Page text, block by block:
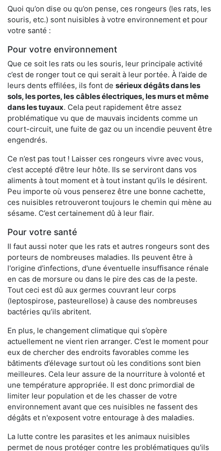
Quoi qu’on dise ou qu’on pense, ces rongeurs (les rats, les
souris, etc.) sont nuisibles à votre environnement et pour
votre santé :
Pour votre environnement
Que ce soit les rats ou les souris, leur principale activité
c’est de ronger tout ce qui serait à leur portée. À l’aide de
leurs dents effilées, ils font de sérieux dégâts dans les
sols, les portes, les câbles électriques, les murs et même
dans les tuyaux. Cela peut rapidement être assez
problématique vu que de mauvais incidents comme un
court-circuit, une fuite de gaz ou un incendie peuvent être
engendrés.
Ce n’est pas tout ! Laisser ces rongeurs vivre avec vous,
c’est accepté d’être leur hôte. Ils se serviront dans vos
aliments à tout moment et à tout instant qu’ils le désirent.
Peu importe où vous penserez être une bonne cachette,
ces nuisibles retrouveront toujours le chemin qui mène au
sésame. C’est certainement dû à leur flair.
Pour votre santé
Il faut aussi noter que les rats et autres rongeurs sont des
porteurs de nombreuses maladies. Ils peuvent être à
l'origine d'infections, d'une éventuelle insuffisance rénale
en cas de morsure ou dans le pire des cas de la peste.
Tout ceci est dû aux germes couvrant leur corps
(leptospirose, pasteurellose) à cause des nombreuses
bactéries qu’ils abritent.
En plus, le changement climatique qui s’opère
actuellement ne vient rien arranger. C’est le moment pour
eux de chercher des endroits favorables comme les
bâtiments d’élevage surtout où les conditions sont bien
meilleures. Cela leur assure de la nourriture à volonté et
une température appropriée. Il est donc primordial de
limiter leur population et de les chasser de votre
environnement avant que ces nuisibles ne fassent des
dégâts et n'exposent votre entourage à des maladies.
La lutte contre les parasites et les animaux nuisibles
permet de nous protéger contre les problématiques qu'ils